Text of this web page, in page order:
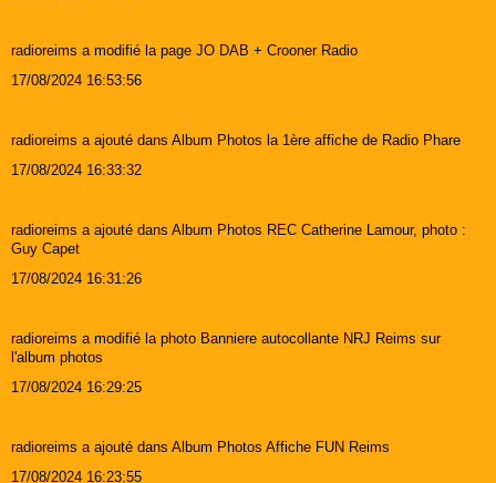
radioreims a modifié la page JO DAB + Crooner Radio
17/08/2024 16:53:56
radioreims a ajouté dans Album Photos la 1ère affiche de Radio Phare
17/08/2024 16:33:32
radioreims a ajouté dans Album Photos REC Catherine Lamour, photo :
Guy Capet
17/08/2024 16:31:26
radioreims a modifié la photo Banniere autocollante NRJ Reims sur
l'album photos
17/08/2024 16:29:25
radioreims a ajouté dans Album Photos Affiche FUN Reims
17/08/2024 16:23:55